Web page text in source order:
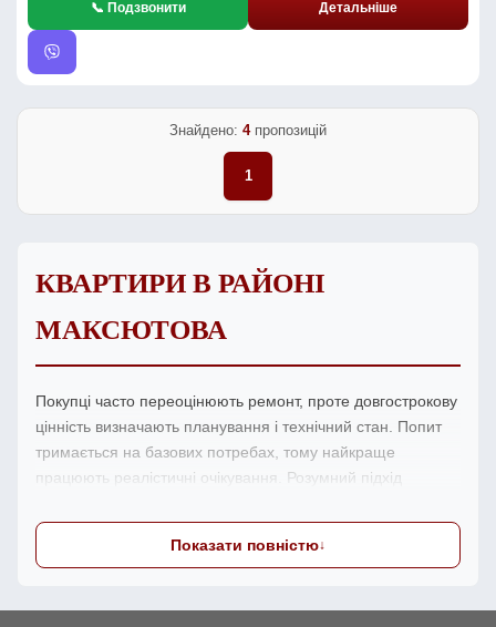
📞 Подзвонити Детальніше
Знайдено: 4пропозицій
1
КВАРТИРИ В РАЙОНІ
МАКСЮТОВА
Покупці часто переоцінюють ремонт, проте довгострокову
цінність визначають планування і технічний стан. Попит
тримається на базових потребах, тому найкраще
працюють реалістичні очікування. Розумний підхід
обєкта. Важливо мати зрозумілий перелік вимог, аби не
витрачати час на випадкові перегляди. Практика показує,
Показати повністю